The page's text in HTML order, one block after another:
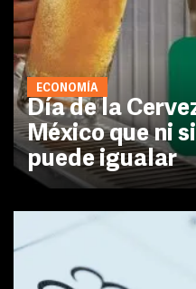
ECONOMÍA
Día de la
México que ni
puede igualar